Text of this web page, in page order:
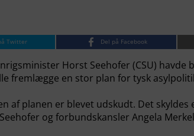
Twitter Del på Facebook
Horst Seehofer (CSU) havde
fremlægge en stor plan for tysk
af planen er blevet udskudt. Det
og forbundskansler Angela